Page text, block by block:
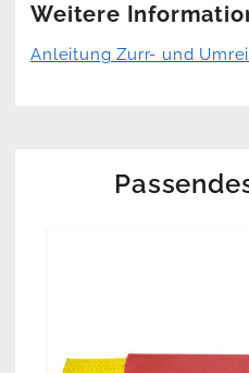
Weitere
Anleitung Zurr- und